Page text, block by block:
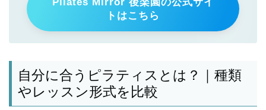
トはこちら
自分に合うピラティスとは？｜種類
やレッスン形式を比較